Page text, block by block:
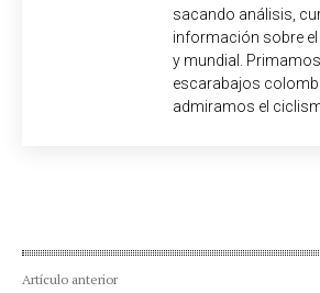
sacando análisis,
información sobre
y mundial.
escarabajos
admiramos el
Artículo anterior